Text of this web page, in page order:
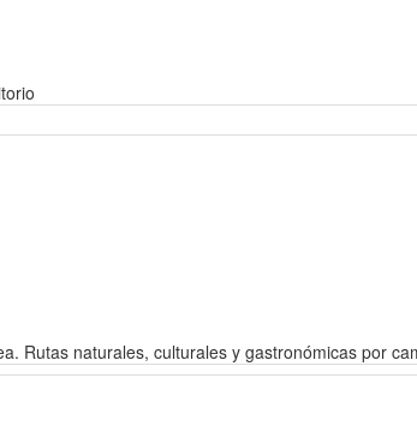
Rutas naturales, culturales y gastronómicas por